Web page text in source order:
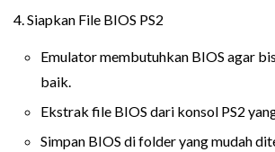
4. Siapkan File BIOS PS2
Emulator membutuhkan BIOS agar
baik.
Ekstrak file BIOS dari konsol PS2
Simpan BIOS di folder yang mudah